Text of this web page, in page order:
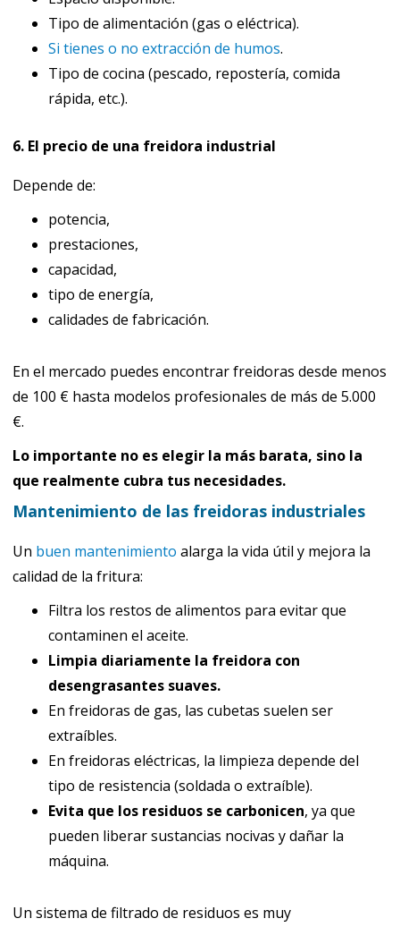
Tipo de alimentación (gas o eléctrica).
Si tienes o no extracción de humos.
Tipo de cocina (pescado, repostería, comida
rápida, etc.).
6. El precio de una freidora industrial
Depende de:
potencia,
prestaciones,
capacidad,
tipo de energía,
calidades de fabricación.
En el mercado puedes encontrar freidoras desde menos
de 100 € hasta modelos profesionales de más de 5.000
€.
Lo importante no es elegir la más barata, sino la
que realmente cubra tus necesidades.
Mantenimiento de las freidoras industriales
Un buen mantenimiento alarga la vida útil y mejora la
calidad de la fritura:
Filtra los restos de alimentos para evitar que
contaminen el aceite.
Limpia diariamente la freidora con
desengrasantes suaves.
En freidoras de gas, las cubetas suelen ser
extraíbles.
En freidoras eléctricas, la limpieza depende del
tipo de resistencia (soldada o extraíble).
Evita que los residuos se carbonicen, ya que
pueden liberar sustancias nocivas y dañar la
máquina.
Un sistema de filtrado de residuos es muy